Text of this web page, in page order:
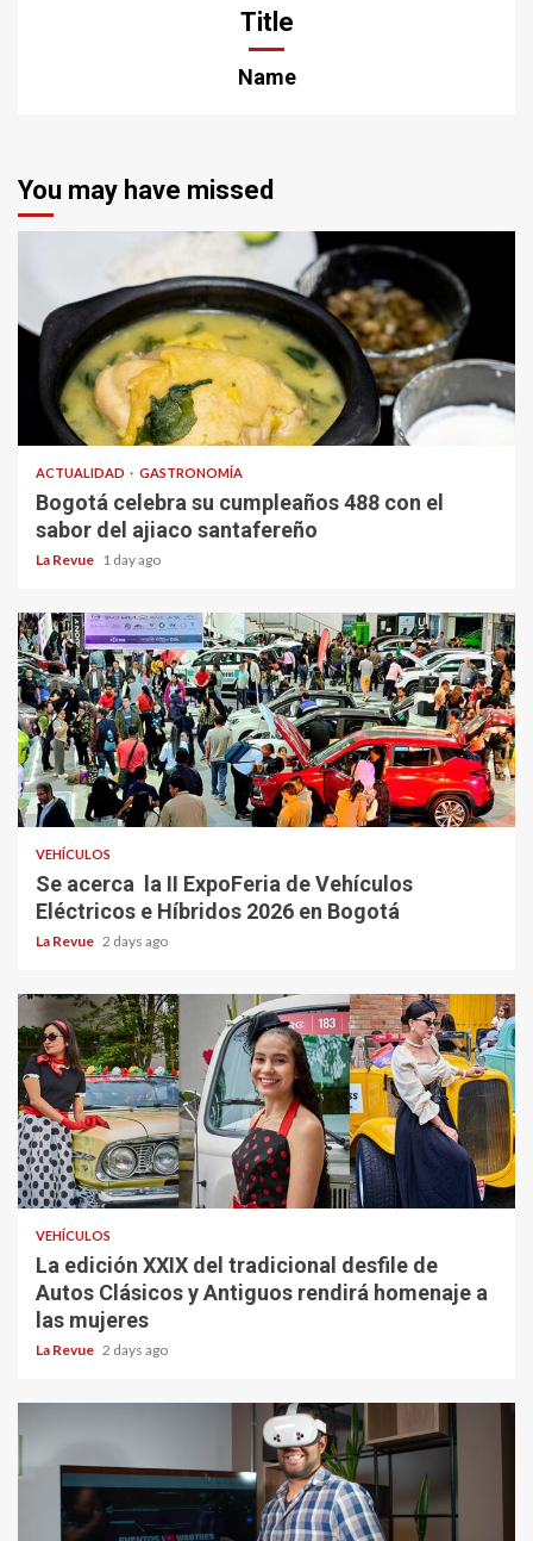
Title
Name
You may have missed
ACTUALIDAD GASTRONOMÍA
Bogotá celebra su cumpleaños 488 con el
sabor del ajiaco santafereño
La Revue 1 day ago
VEHÍCULOS
Se acerca la II ExpoFeria de Vehículos
Eléctricos e Híbridos 2026 en Bogotá
La Revue 2 days ago
VEHÍCULOS
La edición XXIX del tradicional desfile de
Autos Clásicos y Antiguos rendirá homenaje a
las mujeres
La Revue 2 days ago